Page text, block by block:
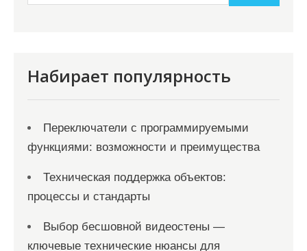
Набирает популярность
Переключатели с программируемыми
функциями: возможности и преимущества
Техническая поддержка объектов:
процессы и стандарты
Выбор бесшовной видеостены —
ключевые технические нюансы для